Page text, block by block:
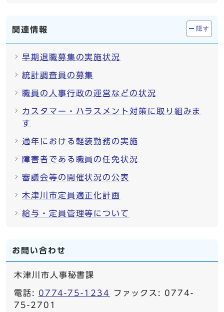
関連情報 隠す
早期退職募集の実施状況
統計調査員の募集
職員の人事行政の運営などの状況
カスタマー・ハラスメント対策に取り組みま
す
通年における軽装勤務の実施
障害者である職員の任免状況
審議会等の開催状況の公表
木津川市定員適正化計画
給与・定員管理等について
お問い合わせ
木津川市人事秘書課
電話: 0774-75-1234
ファックス: 0774-
75-2701